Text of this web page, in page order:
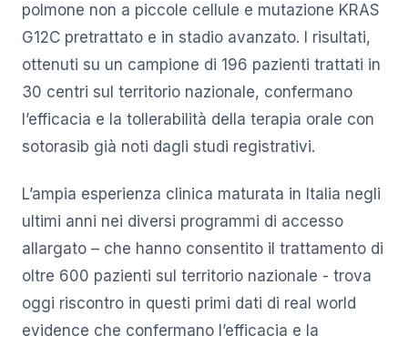
polmone non a piccole cellule e mutazione KRAS
G12C pretrattato e in stadio avanzato. I risultati,
ottenuti su un campione di 196 pazienti trattati in
30 centri sul territorio nazionale, confermano
l’efficacia e la tollerabilità della terapia orale con
sotorasib già noti dagli studi registrativi.
L’ampia esperienza clinica maturata in Italia negli
ultimi anni nei diversi programmi di accesso
allargato – che hanno consentito il trattamento di
oltre 600 pazienti sul territorio nazionale - trova
oggi riscontro in questi primi dati di real world
evidence che confermano l’efficacia e la